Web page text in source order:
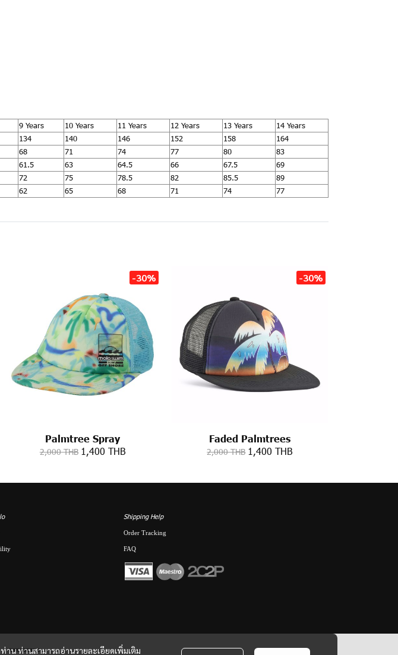
9 Years 10 Years 11 Years 12 Years 13 Years
14 Years
134 140 146 152 158
164
68 71 74 77 80
83
61.5 63 64.5 66 67.5
69
72 75 78.5 82 85.5
89
62 65 68 71 74 77
-30%
Palmtree Spray
2,000 THB 1,400 THB
-30%
Faded Palmtrees
2,000 THB 1,400 THB
น ท่านสามารถอ่านรายละเอียดเพิ่มเติม
Shipping Help
Order Tracking
FAQ